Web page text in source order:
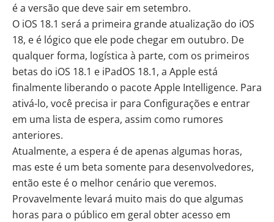
é a versão que deve sair em setembro.
O iOS 18.1 será a primeira grande atualização do iOS
18, e é lógico que ele pode chegar em outubro. De
qualquer forma, logística à parte, com os primeiros
betas do iOS 18.1 e iPadOS 18.1, a Apple está
finalmente liberando o pacote Apple Intelligence. Para
ativá-lo, você precisa ir para Configurações e entrar
em uma lista de espera, assim como rumores
anteriores.
Atualmente, a espera é de apenas algumas horas,
mas este é um beta somente para desenvolvedores,
então este é o melhor cenário que veremos.
Provavelmente levará muito mais do que algumas
horas para o público em geral obter acesso em